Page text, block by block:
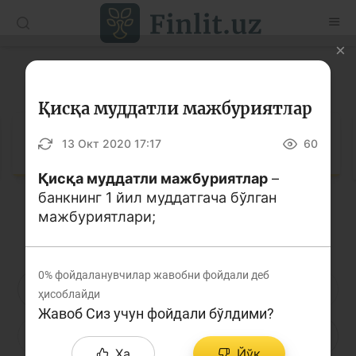
Рус
Мақолалар
Ўқув қўлланмалар
Луғат
Молиявий саводхонлик бўйича китоблар
Лойиҳалар
Интерактив хизматлар
Фотогалерея
Луғат
Кирилл алифбоси
А Б
Ж З Й К
Қисқа муддатли мажбуриятлар
13 Окт 2020 17:17 60
Қисқа муддатли мажбуриятлар –
банкнинг 1 йил муддатгача бўлган
мажбуриятлари;
0%фойдаланувчилар жавобни фойдали деб
ҳисоблайди
Жавоб Сиз учун фойдали бўлдими?